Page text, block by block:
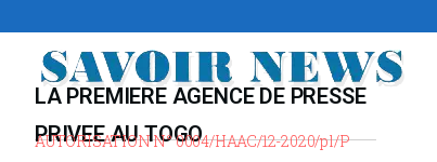
contenu
LA PREMIERE AGENCE DE PRESSE
PRIVEE AU TOGO
AUTORISATION N° 0004/HAAC/12-2020/pl/P